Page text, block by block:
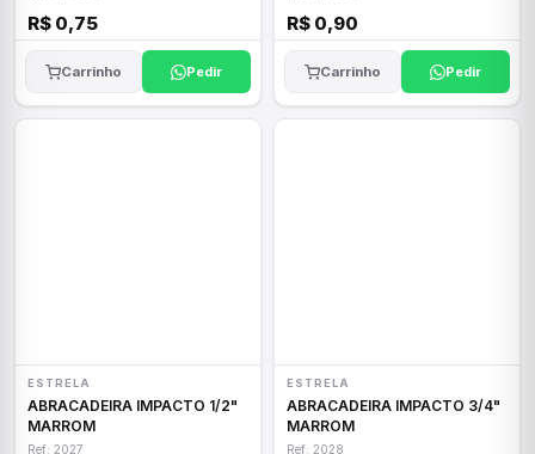
R$ 0,75
Carrinho Pedir
R$ 0,90
Carrinho Pedir
ESTRELA
ABRACADEIRA IMPACTO 1/2"
MARROM
Ref: 2027
ESTRELA
ABRACADEIRA IMPACTO 3/4"
MARROM
Ref: 2028